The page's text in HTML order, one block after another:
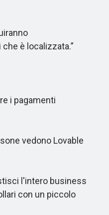
è localizzata.”
i pagamenti
vedono Lovable
l'intero business
con un piccolo